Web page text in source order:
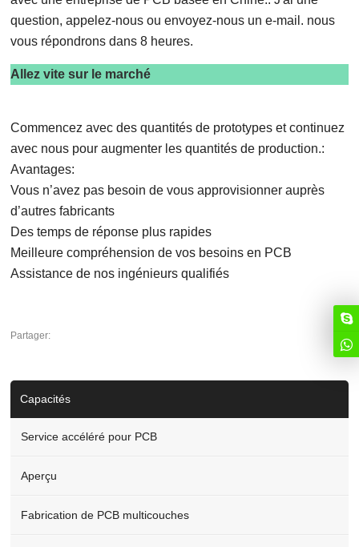
question, appelez-nous ou envoyez-nous un e-mail. nous
vous répondrons dans 8 heures.
Allez vite sur le marché
Commencez avec des quantités de prototypes et continuez
avec nous pour augmenter les quantités de production.:
Avantages:
Vous n’avez pas besoin de vous approvisionner auprès
d’autres fabricants
Des temps de réponse plus rapides
Meilleure compréhension de vos besoins en PCB
Assistance de nos ingénieurs qualifiés
Partager:
Capacités
Service accéléré pour PCB
Aperçu
Fabrication de PCB multicouches